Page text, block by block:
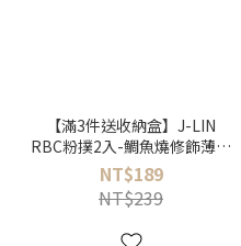
【滿3件送收納盒】J-LIN
RBC粉撲2入-鯛魚燒修飾薄款
BG557
NT$189
NT$239